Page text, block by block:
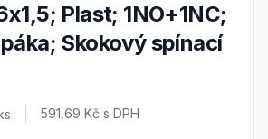
Plast; 1NO+1NC;
Skokový spínací
Cena s DPH
591,69 Kč s DPH